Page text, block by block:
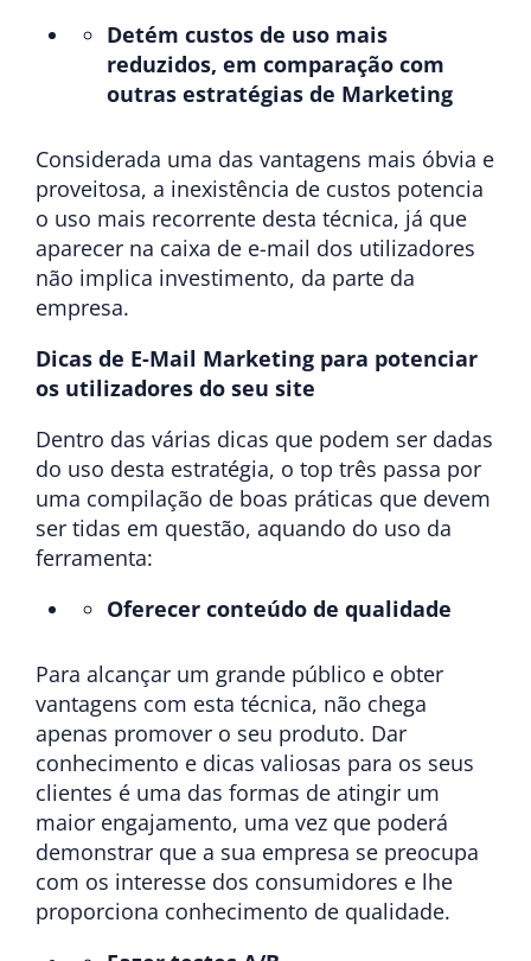
Detém custos de uso mais
reduzidos, em comparação com
outras estratégias de Marketing
Considerada uma das vantagens mais óbvia e
proveitosa, a inexistência de custos potencia
o uso mais recorrente desta técnica, já que
aparecer na caixa de e-mail dos utilizadores
não implica investimento, da parte da
empresa.
Dicas de E-Mail Marketing para potenciar
os utilizadores do seu site
Dentro das várias dicas que podem ser dadas
do uso desta estratégia, o top três passa por
uma compilação de boas práticas que devem
ser tidas em questão, aquando do uso da
ferramenta:
Oferecer conteúdo de qualidade
Para alcançar um grande público e obter
vantagens com esta técnica, não chega
apenas promover o seu produto. Dar
conhecimento e dicas valiosas para os seus
clientes é uma das formas de atingir um
maior engajamento, uma vez que poderá
demonstrar que a sua empresa se preocupa
com os interesse dos consumidores e lhe
proporciona conhecimento de qualidade.